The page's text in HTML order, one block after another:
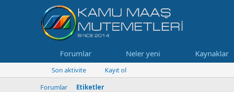
Forumlar Neler yeni Kaynaklar
Son aktivite
Kayıt ol
Forumlar
Etiketler